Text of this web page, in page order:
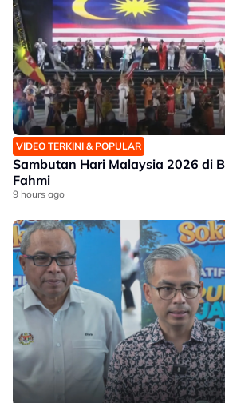
VIDEO TERKINI & POPULAR
Sambutan Hari Malaysia 2026 di
Fahmi
9 hours ago